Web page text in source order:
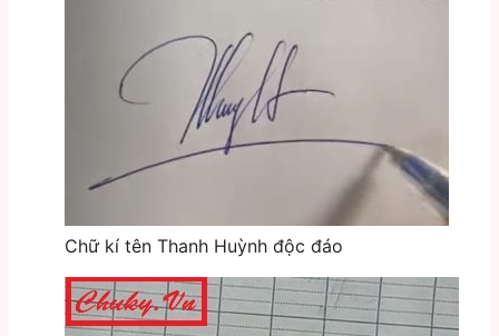
Chữ kí tên Thanh Huỳnh độc đáo